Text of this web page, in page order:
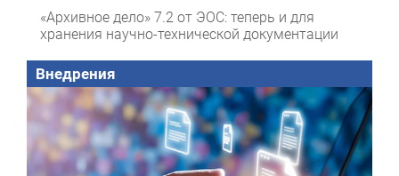
«Архивное дело» 7.2 от ЭОС: теперь и для
хранения научно-технической документации
Внедрения